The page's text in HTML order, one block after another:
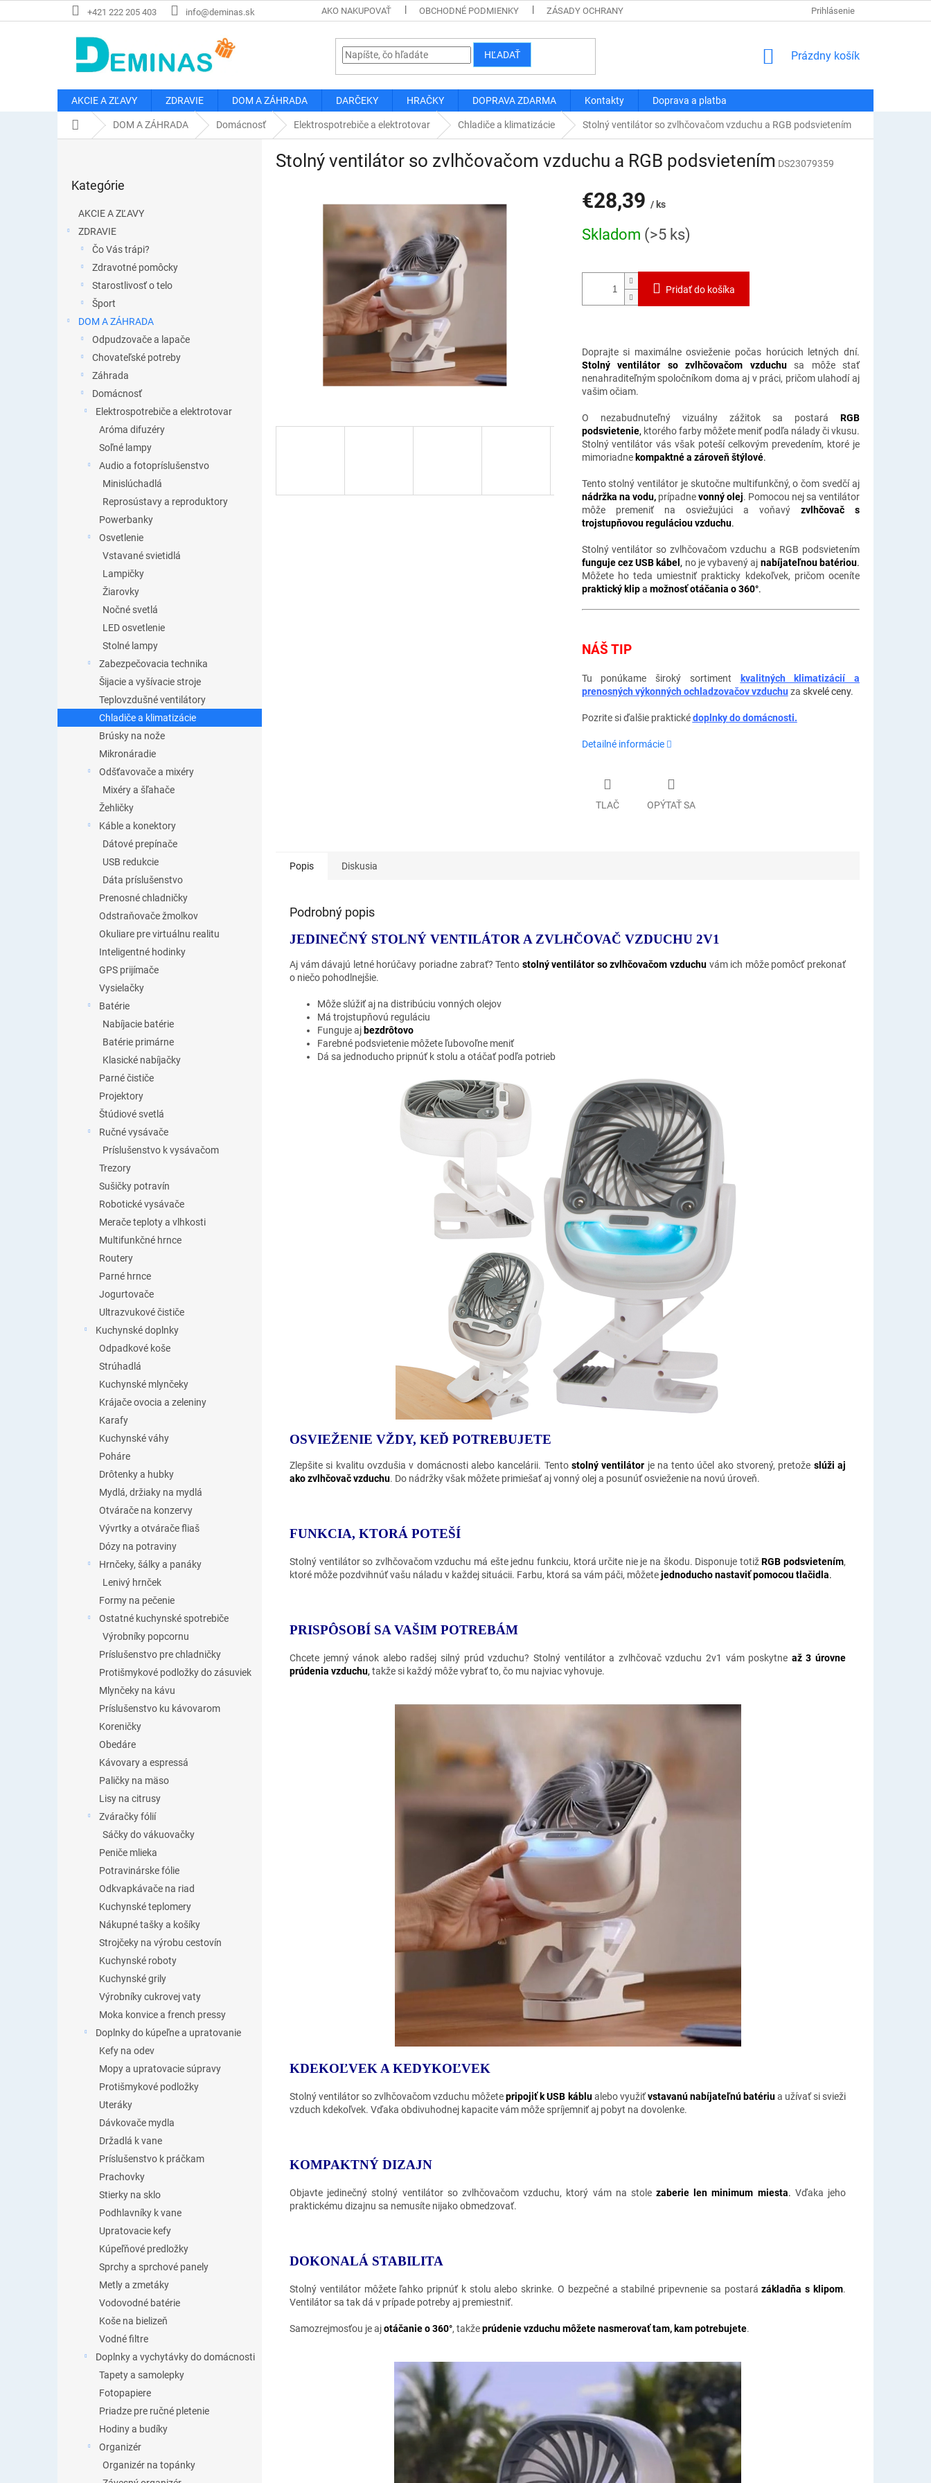
na
+421 222 205 403 info@deminas.sk AKO NAKUPOVAŤ OBCHODNÉ PODMIENKY ZÁSADY OCHRANY OSOBNÝCH ÚDAJOV DOPRAVA A PLATBA REKLAMÁCIA A
Prihlásenie
HĽADAŤ
NÁKUPNÝ
Prázdny košík
AKCIE A ZĽAVY ZDRAVIE DOM A ZÁHRADA DARČEKY HRAČKY DOPRAVA ZDARMA Kontakty Doprava a platba
DomovDOM A ZÁHRADA Domácnosť Elektrospotrebiče a elektrotovar Chladiče a klimatizácie Stolný ventilátor so zvlhčovačom vzduchu a RGB podsvietením
kategórie
Kategórie
AKCIE A ZĽAVY
ZDRAVIE
Čo Vás trápi?
Zdravotné pomôcky
Starostlivosť o telo
Šport
DOM A ZÁHRADA
Odpudzovače a lapače
Chovateľské potreby
Záhrada
Domácnosť
Elektrospotrebiče a elektrotovar
Aróma difuzéry
Soľné lampy
Audio a fotopríslušenstvo
Minislúchadlá
Reprosústavy a reproduktory
Powerbanky
Osvetlenie
Vstavané svietidlá
Lampičky
Žiarovky
Nočné svetlá
LED osvetlenie
Stolné lampy
Zabezpečovacia technika
Šijacie a vyšívacie stroje
Teplovzdušné ventilátory
Chladiče a klimatizácie
Brúsky na nože
Mikronáradie
Odšťavovače a mixéry
Mixéry a šľahače
Žehličky
Káble a konektory
Dátové prepínače
USB redukcie
Dáta príslušenstvo
Prenosné chladničky
Odstraňovače žmolkov
Okuliare pre virtuálnu realitu
Inteligentné hodinky
GPS prijímače
Vysielačky
Batérie
Nabíjacie batérie
Batérie primárne
Klasické nabíjačky
Parné čističe
Projektory
Štúdiové svetlá
Ručné vysávače
Príslušenstvo k vysávačom
Trezory
Sušičky potravín
Robotické vysávače
Merače teploty a vlhkosti
Multifunkčné hrnce
Routery
Parné hrnce
Jogurtovače
Ultrazvukové čističe
Kuchynské doplnky
Odpadkové koše
Strúhadlá
Kuchynské mlynčeky
Krájače ovocia a zeleniny
Karafy
Kuchynské váhy
Poháre
Drôtenky a hubky
Mydlá, držiaky na mydlá
Otvárače na konzervy
Vývrtky a otvárače fliaš
Dózy na potraviny
Hrnčeky, šálky a panáky
Lenivý hrnček
Formy na pečenie
Ostatné kuchynské spotrebiče
Výrobníky popcornu
Príslušenstvo pre chladničky
Protišmykové podložky do zásuviek
Mlynčeky na kávu
Príslušenstvo ku kávovarom
Koreničky
Obedáre
Kávovary a espressá
Paličky na mäso
Lisy na citrusy
Zváračky fólií
Sáčky do vákuovačky
Peniče mlieka
Potravinárske fólie
Odkvapkávače na riad
Kuchynské teplomery
Nákupné tašky a košíky
Strojčeky na výrobu cestovín
Kuchynské roboty
Kuchynské grily
Výrobníky cukrovej vaty
Moka konvice a french pressy
Doplnky do kúpeľne a upratovanie
Kefy na odev
Mopy a upratovacie súpravy
Protišmykové podložky
Uteráky
Dávkovače mydla
Držadlá k vane
Príslušenstvo k práčkam
Prachovky
Stierky na sklo
Podhlavníky k vane
Upratovacie kefy
Kúpeľňové predložky
Sprchy a sprchové panely
Metly a zmetáky
Vodovodné batérie
Koše na bielizeň
Vodné filtre
Doplnky a vychytávky do domácnosti
Tapety a samolepky
Fotopapiere
Priadze pre ručné pletenie
Hodiny a budíky
Organizér
Organizér na topánky
Stolný ventilátor so zvlhčovačom vzduchu a RGB podsvietením DS23079359
€28,39 / ks
cena:
Skladom (>5 ks)
Pridať do košíka
Doprajte si maximálne osvieženie počas horúcich letných dní.
Stolný ventilátor so zvlhčovačom vzduchusa môže stať
nenahraditeľným spoločníkom doma aj v práci, pričom ulahodí aj
vašim očiam.
O nezabudnuteľný vizuálny zážitok sa postará RGB
podsvietenie,ktorého farby môžete meniť podľa nálady či vkusu.
Stolný ventilátor vás však poteší celkovým prevedením, ktoré je
mimoriadne kompaktné a zároveň štýlové.
Tento stolný ventilátor je skutočne multifunkčný, o čom svedčí aj
nádržka na vodu, prípadnevonný olej. Pomocou nej sa ventilátor
môže premeniť na osviežujúci a voňavý zvlhčovač s
trojstupňovou reguláciou vzduchu.
Stolný ventilátor so zvlhčovačom vzduchu a RGB podsvietením
funguje cez USB kábel, no je vybavený aj nabíjateľnou batériou.
Môžete ho teda umiestniť prakticky kdekoľvek, pričom oceníte
praktický klipa možnosť otáčania o 360°.
NÁŠ TIP
Tu ponúkame široký sortiment
kvalitných klimatizácií a
prenosných výkonných ochladzovačov vzduchu za skvelé ceny.
Pozrite si ďalšie praktickédoplnky do domácnosti.
Detailné informácie
TLAČ OPÝTAŤ SA
Popis Diskusia
Podrobný popis
JEDINEČNÝ STOLNÝ VENTILÁTOR A ZVLHČOVAČ VZDUCHU 2V1
Aj vám dávajú letné horúčavy poriadne zabrať? Tento stolný ventilátor so zvlhčovačom vzduchu vám ich môže pomôcť prekonať
o niečo pohodlnejšie.
Môže slúžiť aj na distribúciu vonných olejov
Má trojstupňovú reguláciu
Funguje ajbezdrôtovo
Farebné podsvietenie môžete ľubovoľne meniť
Dá sa jednoducho pripnúť k stolu a otáčať podľa potrieb
OSVIEŽENIE VŽDY, KEĎ POTREBUJETE
Zlepšite si kvalitu ovzdušia v domácnosti alebo kancelárii. Tento stolný ventilátor je na tento účel ako stvorený, pretože slúži aj
ako zvlhčovač vzduchu. Do nádržky však môžete primiešať aj vonný olej a posunúť osvieženie na novú úroveň.
FUNKCIA, KTORÁ POTEŠÍ
Stolný ventilátor so zvlhčovačom vzduchu má ešte jednu funkciu, ktorá určite nie je na škodu. Disponuje totižRGB podsvietením,
ktoré môže pozdvihnúť vašu náladu v každej situácii. Farbu, ktorá sa vám páči, môžetejednoduchonastaviť pomocou tlačidla.
PRISPÔSOBÍ SA VAŠIM POTREBÁM
Chcete jemný vánok alebo radšej silný prúd vzduchu? Stolný ventilátor a zvlhčovač vzduchu 2v1 vám poskytne až 3 úrovne
prúdenia vzduchu, takže si každý môže vybrať to, čo mu najviac vyhovuje.
KDEKOĽVEK A KEDYKOĽVEK
Stolný ventilátor so zvlhčovačom vzduchu môžetepripojiť k USB káblualebo využiťvstavanú nabíjateľnú batériua užívať si svieži
vzduch kdekoľvek. Vďaka obdivuhodnej kapacite vám môže spríjemniť aj pobyt na dovolenke.
KOMPAKTNÝ DIZAJN
Objavte jedinečný stolný ventilátor so zvlhčovačom vzduchu, ktorý vám na stolezaberie len minimum miesta. Vďaka jeho
praktickému dizajnu sa nemusíte nijako obmedzovať.
DOKONALÁ STABILITA
Stolný ventilátor môžete ľahko pripnúť k stolu alebo skrinke. O bezpečné a stabilné pripevnenie sa postarázákladňa s klipom.
Ventilátor sa tak dá v prípade potreby aj premiestniť.
Samozrejmosťou je ajotáčanie o 360°, takžeprúdenie vzduchu môžete nasmerovať tam, kam potrebujete.